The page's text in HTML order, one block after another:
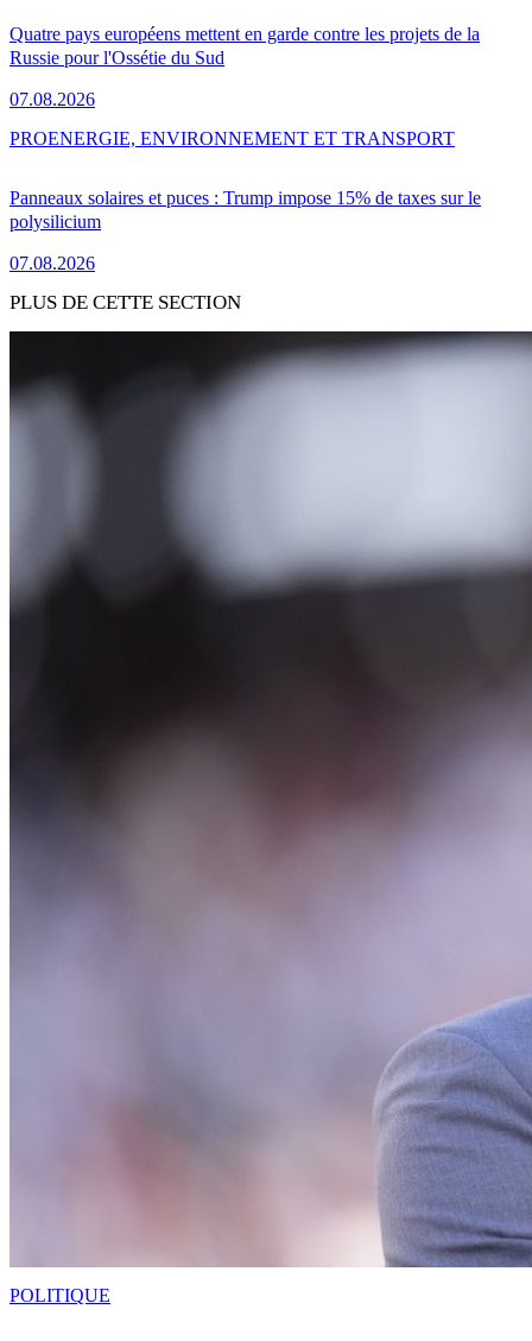
Quatre pays européens mettent en garde contre les projets de la
Russie pour l'Ossétie du Sud
07.08.2026
Panneaux solaires et puces : Trump impose 15% de taxes sur le
polysilicium
07.08.2026
PROENERGIE, ENVIRONNEMENT ET TRANSPORT
PLUS DE CETTE SECTION
POLITIQUE